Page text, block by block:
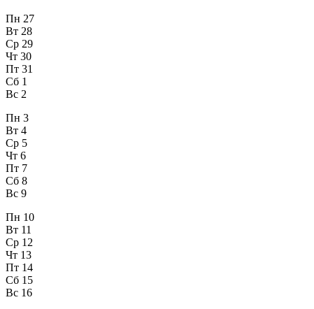
Пн 27
Вт 28
Ср 29
Чт 30
Пт 31
Сб 1
Вс 2
Пн 3
Вт 4
Ср 5
Чт 6
Пт 7
Сб 8
Вс 9
Пн 10
Вт 11
Ср 12
Чт 13
Пт 14
Сб 15
Вс 16